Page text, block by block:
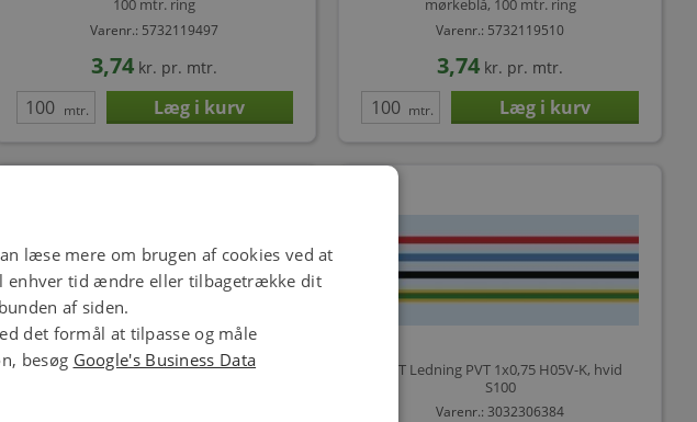
100 mtr. ring
Varenr.: 5732119497
3,74 kr. pr. mtr.
mtr.
mørkeblå, 100 mtr. ring
Varenr.: 5732119510
3,74 kr. pr. mtr.
mtr.
NKT Ledning PVT 1x0,75 H05V-K,
NKT Ledning PVT 1x0,75 H05V-K, hvid
S100
Varenr.: 3032306384
læse mere om brugen af cookies ved at
enhver tid ændre eller tilbagetrække dit
af siden.
det formål at tilpasse og måle
besøg Google's Business Data